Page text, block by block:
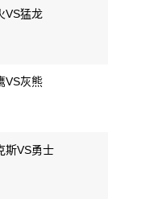
VS猛龙
VS灰熊
斯VS勇士